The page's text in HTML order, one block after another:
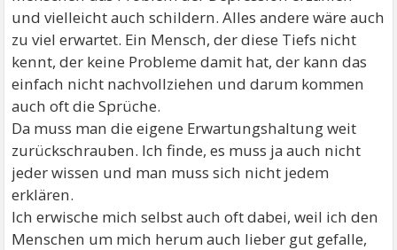
und vielleicht auch schildern. Alles andere wäre auch
zu viel erwartet. Ein Mensch, der diese Tiefs nicht
kennt, der keine Probleme damit hat, der kann das
einfach nicht nachvollziehen und darum kommen
auch oft die Sprüche.
Da muss man die eigene Erwartungshaltung weit
zurückschrauben. Ich finde, es muss ja auch nicht
jeder wissen und man muss sich nicht jedem
erklären.
Ich erwische mich selbst auch oft dabei, weil ich den
Menschen um mich herum auch lieber gut gefalle,